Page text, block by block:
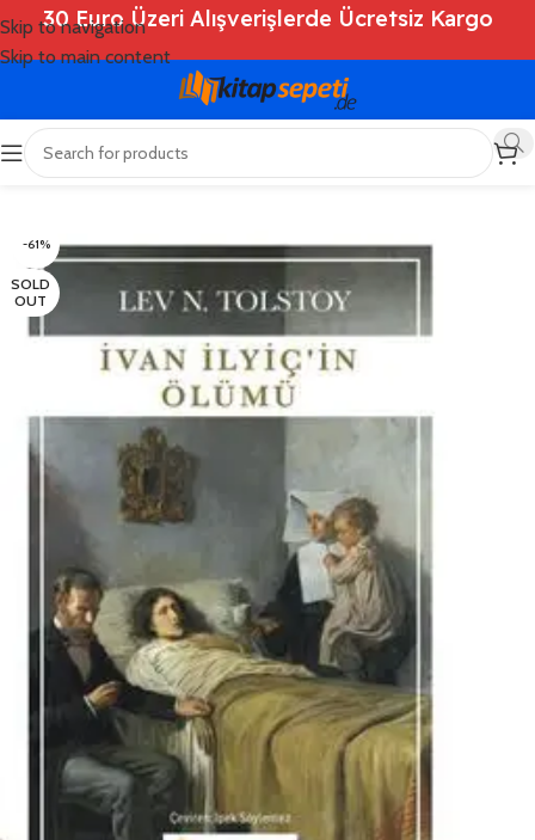
Skip to navigation
Skip to main content
30 Euro Üzeri Alışverişlerde Ücretsiz Kargo
Ana Sayfa Shop
-61%
SOLD
OUT